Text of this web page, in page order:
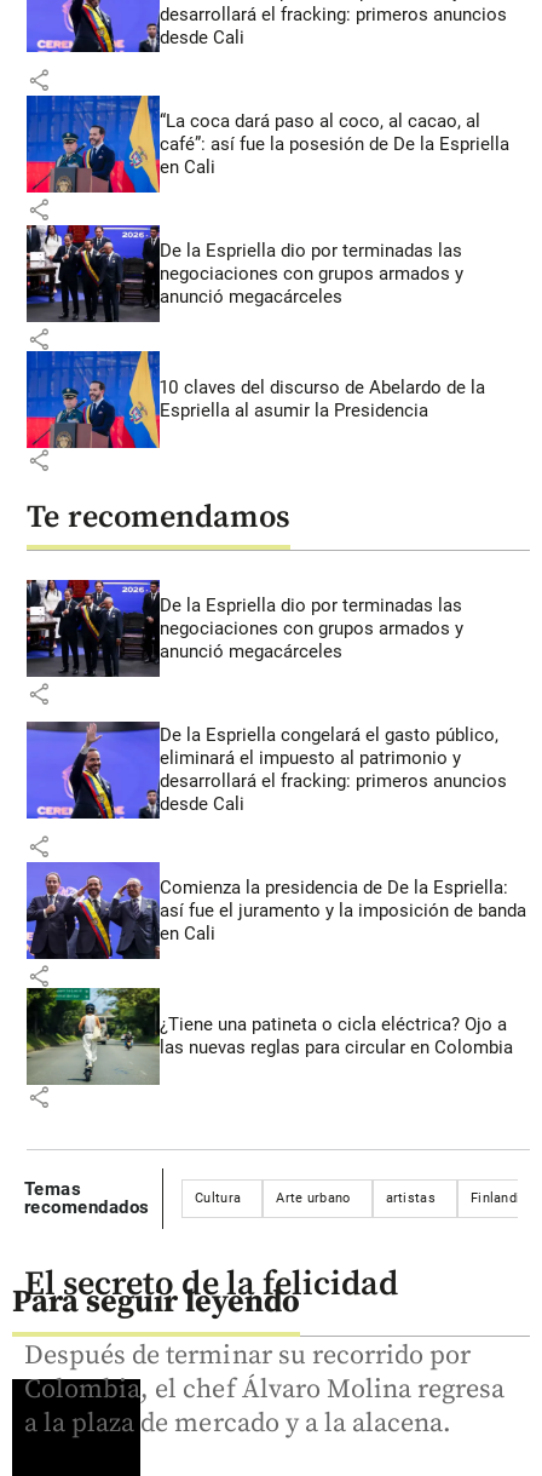
desarrollará el fracking: primeros anuncios
desde Cali
share
“La coca dará paso al coco, al cacao, al
café”: así fue la posesión de De la Espriella
en Cali
share
De la Espriella dio por terminadas las
negociaciones con grupos armados y
anunció megacárceles
share
10 claves del discurso de Abelardo de la
Espriella al asumir la Presidencia
share
Te recomendamos
De la Espriella dio por terminadas las
negociaciones con grupos armados y
anunció megacárceles
share
De la Espriella congelará el gasto público,
eliminará el impuesto al patrimonio y
desarrollará el fracking: primeros anuncios
desde Cali
share
Comienza la presidencia de De la Espriella:
así fue el juramento y la imposición de banda
en Cali
share
¿Tiene una patineta o cicla eléctrica? Ojo a
las nuevas reglas para circular en Colombia
share
Temas
recomendados
Cultura Arte urbano artistas Finlandia
Para seguir leyendo
El secreto de la felicidad
Después de terminar su recorrido por
Colombia, el chef Álvaro Molina regresa
a la plaza de mercado y a la alacena.